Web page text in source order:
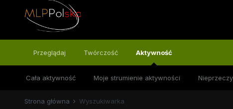
Przeglądaj Twórczość Aktywność
Cała aktywność Moje strumienie aktywności
Strona główna Wyszukiwarka